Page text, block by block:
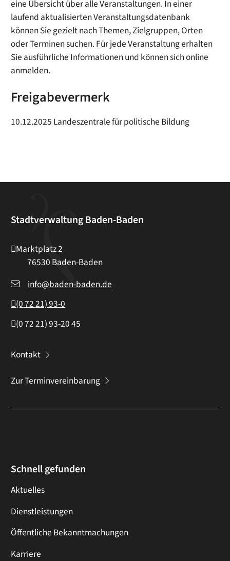
eine Übersicht über alle Veranstaltungen. In einer
laufend aktualisierten Veranstaltungsdatenbank
können Sie gezielt nach Themen, Zielgruppen, Orten
oder Terminen suchen. Für jede Veranstaltung erhalten
Sie ausführliche Informationen und können sich online
anmelden.
Freigabevermerk
10.12.2025 Landeszentrale für politische Bildung
Stadtverwaltung Baden-Baden
Marktplatz 2
76530 Baden-Baden
info@baden-baden.de
(07221) 93-0
(07221) 93-2045
Kontakt
Zur Terminvereinbarung
Schnell gefunden
Aktuelles
Dienstleistungen
Öffentliche Bekanntmachungen
Karriere